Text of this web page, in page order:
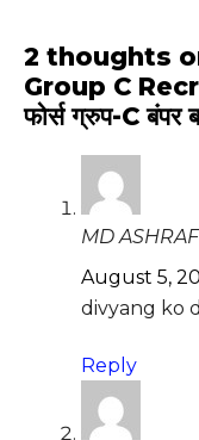
2 thoughts
Group C
फोर्स ग्रुप-C
MD
August 5,
divyang ko
Reply